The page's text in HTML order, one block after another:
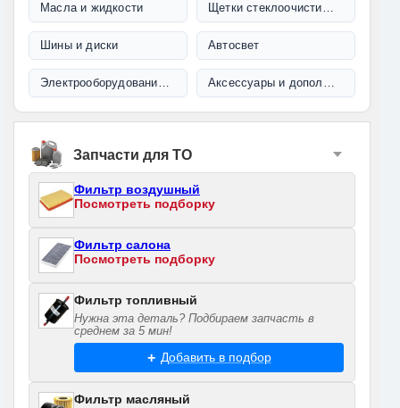
Масла и жидкости Щетки стеклоочистителя
Шины и диски Автосвет
Электрооборудование и проводка Аксессуары и дополнительное оборудование
Запчасти для ТО
Фильтр воздушный
Посмотреть подборку
Фильтр салона
Посмотреть подборку
Фильтр топливный
Нужна эта деталь? Подбираем запчасть в
среднем за 5 мин!
Добавить в подбор
Фильтр масляный